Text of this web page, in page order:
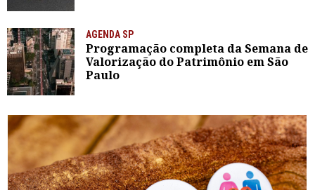
AGENDA SP
Programação completa da Semana de
Valorização do Patrimônio em São
Paulo